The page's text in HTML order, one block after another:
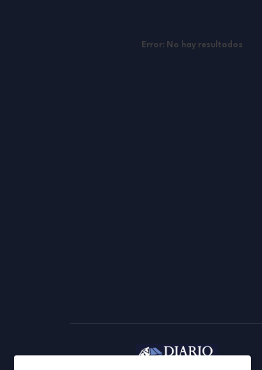
Error: No hay resultados